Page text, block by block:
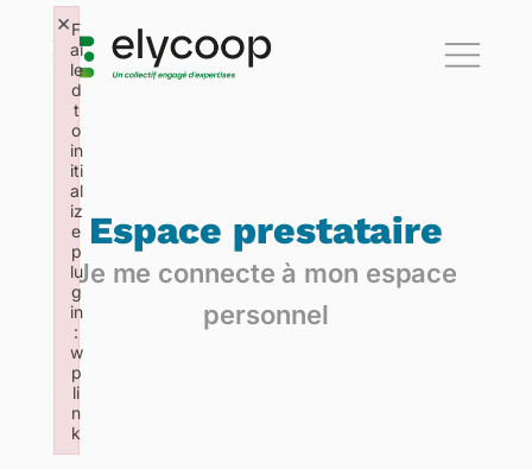
Espace prestataire
Je me connecte à mon espace
personnel
F
ai
le
d
t
o
in
iti
al
iz
e
p
lu
g
in
:
w
p
li
n
k
×
Failed to initialize plugin: wplink